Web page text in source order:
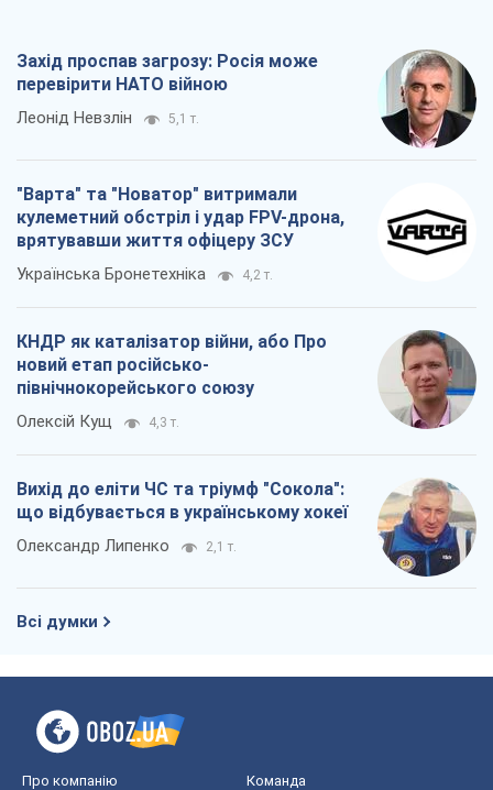
Захід проспав загрозу: Росія може
перевірити НАТО війною
Леонід Невзлін 5,1 т.
"Варта" та "Новатор" витримали
кулеметний обстріл і удар FPV-дрона,
врятувавши життя офіцеру ЗСУ
Українська Бронетехніка 4,2 т.
КНДР як каталізатор війни, або Про
новий етап російсько-
північнокорейського союзу
Олексій Кущ 4,3 т.
Вихід до еліти ЧС та тріумф "Сокола":
що відбувається в українському хокеї
Олександр Липенко 2,1 т.
Всі думки
Про компанію Команда